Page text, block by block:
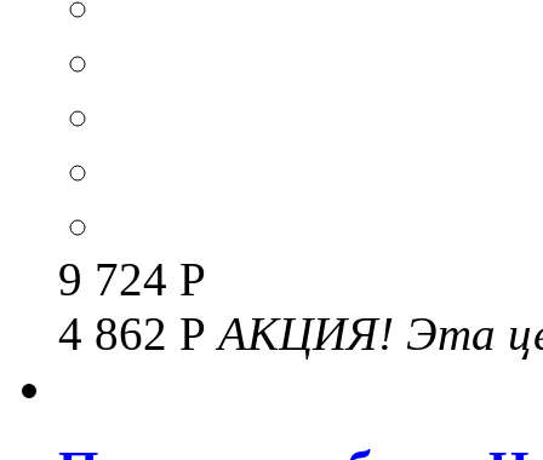
9 724 Р
4 862 РАКЦИЯ! Эта